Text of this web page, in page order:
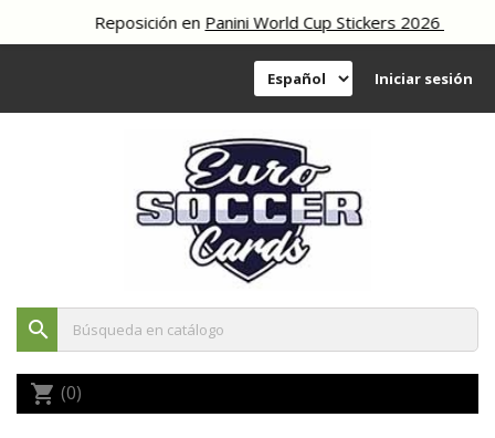
Reposición enPanini World Cup Stickers 2026
Iniciar sesión
search
shopping_cart (0)